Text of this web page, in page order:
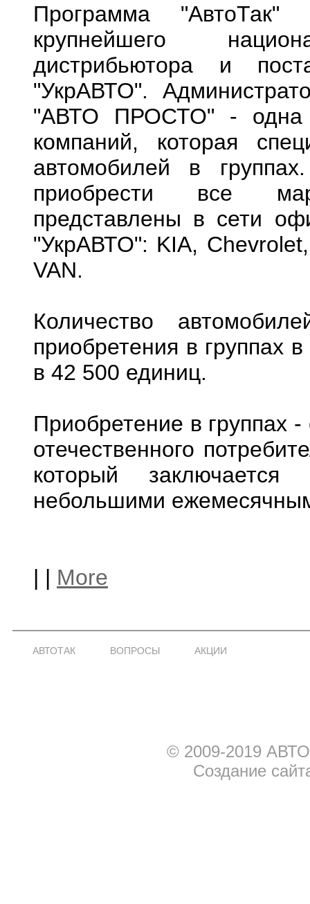
Программа "АвтоТак"
крупнейшего
дистрибьютора и
"УкрАВТО".
"АВТО ПРОСТО" - одна
компаний, которая
автомобилей в
приобрести все
представлены в сети
"УкрАВТО": KIA,
VAN.
Количество
приобретения в группах
в 42 500 единиц.
Приобретение в группах
отечественного
который
небольшими
| | More
АВТОТАК ВОПРОСЫ АКЦИИ
© 2009-2019
Создание